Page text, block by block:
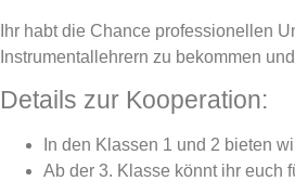
Ihr habt die Chance professionellen
Instrumentallehrern zu bekommen
Details zur Kooperation:
In den Klassen 1 und 2 bieten
Ab der 3. Klasse könnt ihr euch